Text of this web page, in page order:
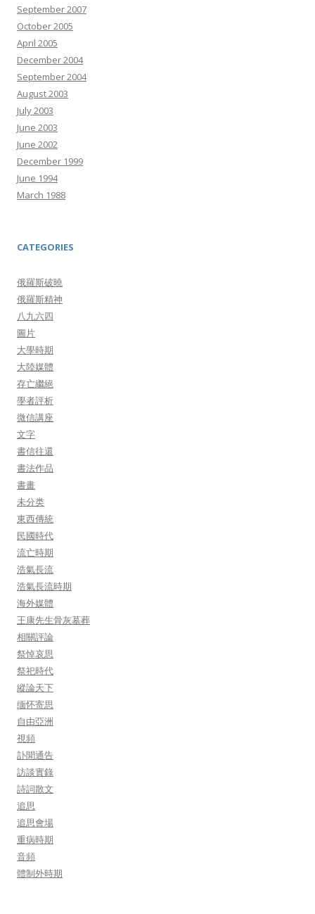
September 2007
October 2005
April 2005
December 2004
September 2004
August 2003
July 2003
June 2003
June 2002
December 1999
June 1994
March 1988
CATEGORIES
俄羅斯破曉
俄羅斯精神
八九六四
圖片
大學時期
大陸媒體
存亡繼絕
學者評析
微信講座
文字
書信往還
書法作品
書畫
未分类
東西傳統
民國時代
流亡時期
浩氣長流
浩氣長流時期
海外媒體
王康先生骨灰墓葬
相關評論
祭悼哀思
祭祀時代
縱論天下
缅怀寄思
自由亞洲
視頻
訃聞通告
訪談實錄
詩詞散文
追思
追思會場
重病時期
音頻
體制外時期